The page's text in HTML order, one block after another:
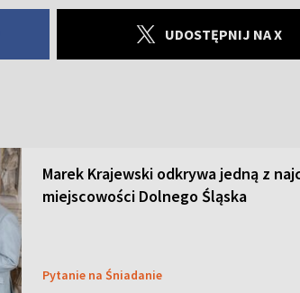
UDOSTĘPNIJ NA X
Marek Krajewski odkrywa jedną z
miejscowości Dolnego Śląska
Pytanie na Śniadanie